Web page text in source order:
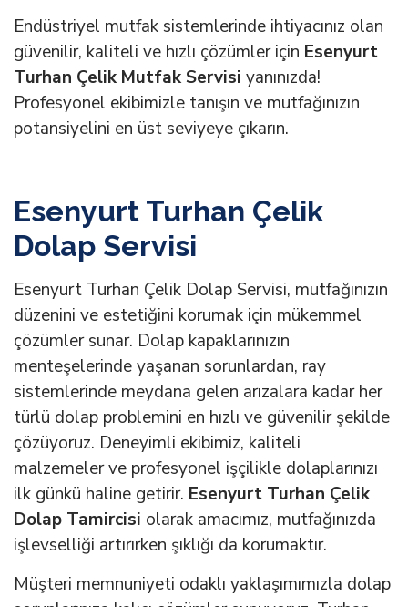
Endüstriyel mutfak sistemlerinde ihtiyacınız olan
güvenilir, kaliteli ve hızlı çözümler için Esenyurt
Turhan Çelik Mutfak Servisi yanınızda!
Profesyonel ekibimizle tanışın ve mutfağınızın
potansiyelini en üst seviyeye çıkarın.
Esenyurt Turhan Çelik
Dolap Servisi
Esenyurt Turhan Çelik Dolap Servisi, mutfağınızın
düzenini ve estetiğini korumak için mükemmel
çözümler sunar. Dolap kapaklarınızın
menteşelerinde yaşanan sorunlardan, ray
sistemlerinde meydana gelen arızalara kadar her
türlü dolap problemini en hızlı ve güvenilir şekilde
çözüyoruz. Deneyimli ekibimiz, kaliteli
malzemeler ve profesyonel işçilikle dolaplarınızı
ilk günkü haline getirir. Esenyurt Turhan Çelik
Dolap Tamircisi olarak amacımız, mutfağınızda
işlevselliği artırırken şıklığı da korumaktır.
Müşteri memnuniyeti odaklı yaklaşımımızla dolap